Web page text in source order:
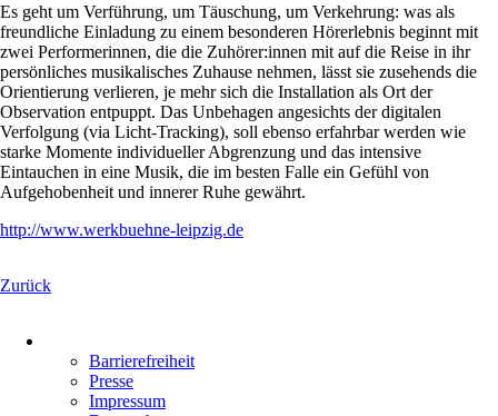
Es geht um Verführung, um Täuschung, um Verkehrung: was als
freundliche Einladung zu einem besonderen Hörerlebnis beginnt mit
zwei Performerinnen, die die Zuhörer:innen mit auf die Reise in ihr
persönliches musikalisches Zuhause nehmen, lässt sie zusehends die
Orientierung verlieren, je mehr sich die Installation als Ort der
Observation entpuppt. Das Unbehagen angesichts der digitalen
Verfolgung (via Licht-Tracking), soll ebenso erfahrbar werden wie
starke Momente individueller Abgrenzung und das intensive
Eintauchen in eine Musik, die im besten Falle ein Gefühl von
Aufgehobenheit und innerer Ruhe gewährt.
http://www.werkbuehne-leipzig.de
Zurück
überspringen
Barrierefreiheit
Presse
Impressum